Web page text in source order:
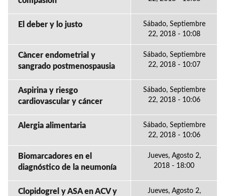
El deber y lo justo
Sábado, Septiembre
22, 2018 - 10:08
Càncer endometrial y
sangrado postmenospausia
Sábado, Septiembre
22, 2018 - 10:07
Aspirina y riesgo
cardiovascular y cáncer
Sábado, Septiembre
22, 2018 - 10:06
Alergia alimentaria
Sábado, Septiembre
22, 2018 - 10:06
Biomarcadores en el
diagnóstico de la neumonía
Jueves, Agosto 2,
2018 - 18:00
Clopidogrel y ASA en ACV y
Jueves, Agosto 2,